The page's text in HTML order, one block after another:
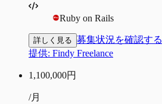
Ruby on Rails
詳しく見る 募集状況を確認する
提供: Findy Freelance
1,100,000円
/月